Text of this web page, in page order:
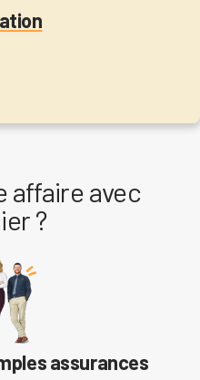
affaire avec
?
assurances